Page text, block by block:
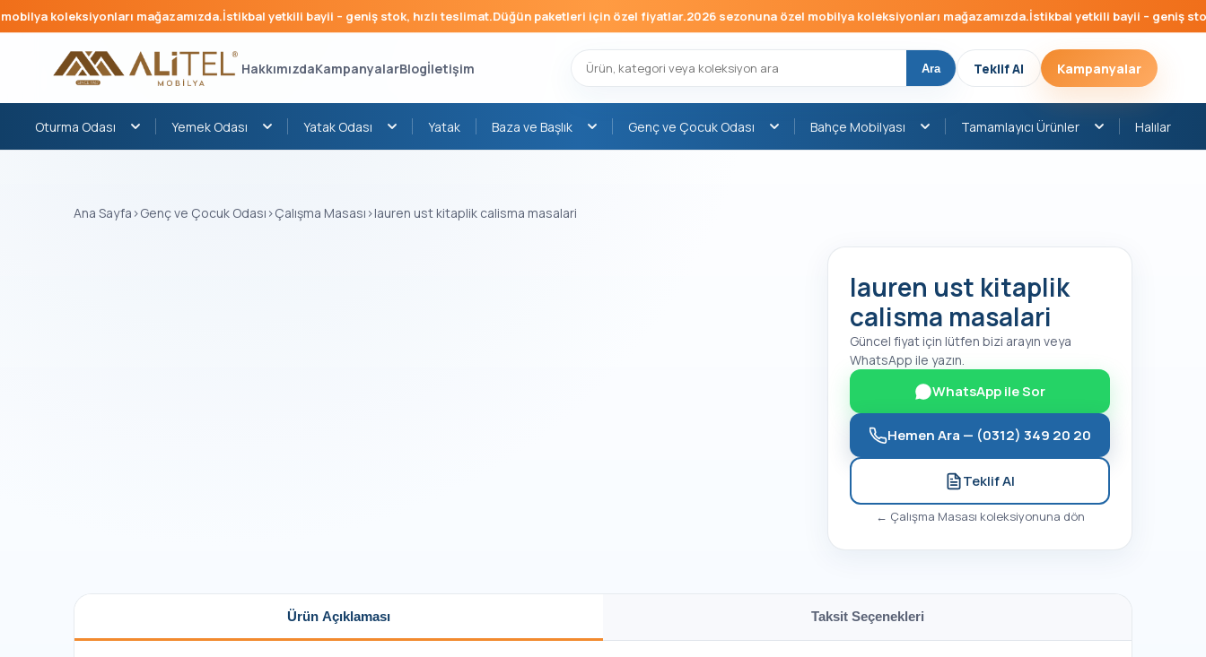
koleksiyonları mağazamızda.İstikbal yetkili bayii – geniş stok, hızlı teslimat.Düğün paketleri için özel fiyatlar.2026 sezonuna özel mobilya koleksiyonları mağazamızda.İstikbal yetkili bayii – geniş stok,
HakkımızdaKampanyalarBlogİletişim Ara Teklif Al Kampanyalar
Oturma Odası Yemek Odası Yatak Odası Yatak Baza ve Başlık Genç ve Çocuk Odası Bahçe Mobilyası Tamamlayıcı Ürünler Halılar
Ana Sayfa ›Genç ve Çocuk Odası ›Çalışma Masası ›lauren ust kitaplik calisma masalari
lauren ust kitaplik
calisma masalari
Güncel fiyat için lütfen bizi arayın veya
WhatsApp ile yazın.
WhatsApp ile Sor
Hemen Ara — (0312) 349 20 20
Teklif Al
← Çalışma Masası koleksiyonuna dön
Ürün Açıklaması Taksit Seçenekleri